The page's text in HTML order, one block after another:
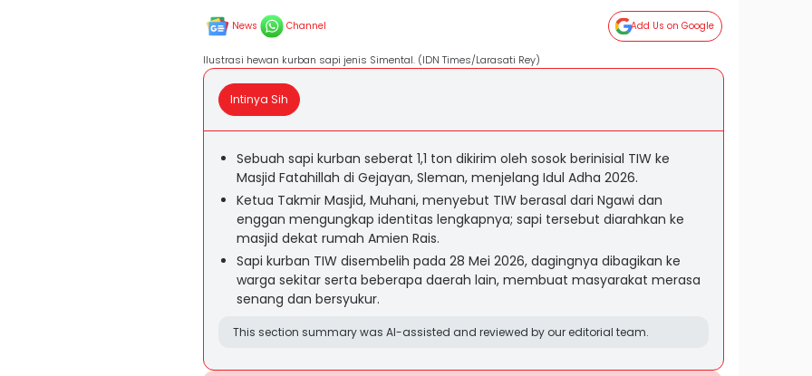
News Channel Add Us on Google
Ilustrasi hewan kurban sapi jenis Simental. (IDN Times/Larasati Rey)
Intinya Sih
Sebuah sapi kurban seberat 1,1 ton dikirim oleh sosok berinisial TIW ke
Masjid Fatahillah di Gejayan, Sleman, menjelang Idul Adha 2026.
Ketua Takmir Masjid, Muhani, menyebut TIW berasal dari Ngawi dan
enggan mengungkap identitas lengkapnya; sapi tersebut diarahkan ke
masjid dekat rumah Amien Rais.
Sapi kurban TIW disembelih pada 28 Mei 2026, dagingnya dibagikan ke
warga sekitar serta beberapa daerah lain, membuat masyarakat merasa
senang dan bersyukur.
This section summary was AI-assisted and reviewed by our editorial team.